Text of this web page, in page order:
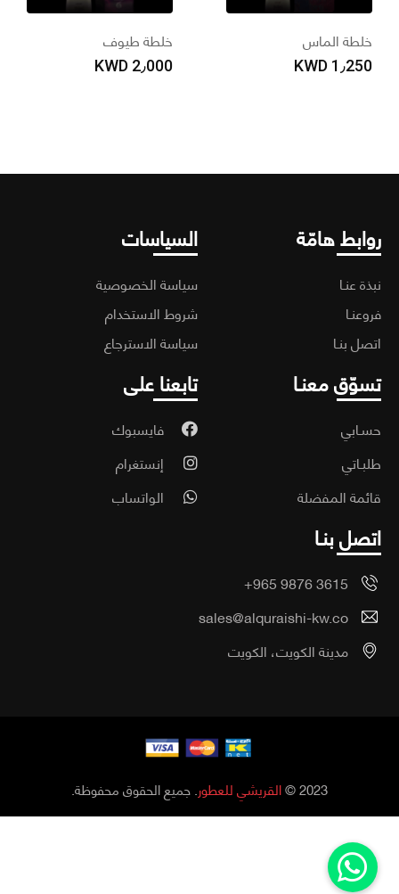
الماس
KWD
خلطة طيوف
2٫000KWD
هامّة
عنـا
بنـا
السياسات
سياسة الخصوصية
شروط الاستخدام
سياسة الاسترجاع
معنـا
المفضلة
تابعنا على
فايسبوك
إنستغرام
الواتساب
بنـا
+965 9876 3615
sales@alquraishi-kw.co
مدينة الكويت، الكويت
القريشي للعطور. جميع الحقوق محفوظة.